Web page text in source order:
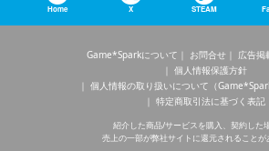
Home X STEAM
Game*Sparkについて お問合せ 広告掲
個人情報保護方針
個人情報の取り扱いについて（
特定商取引法に基づく表記
紹介した商品/サービスを購入、契約した場
売上の一部が弊社サイトに還元されることが